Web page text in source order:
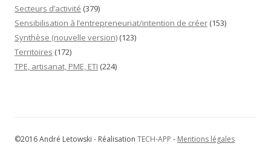
Secteurs d’activité (379)
Sensibilisation à l’entrepreneuriat/intention de créer (153)
Synthèse (nouvelle version) (123)
Territoires (172)
TPE, artisanat, PME, ETI (224)
©2016 André Letowski - Réalisation TECH-APP - Mentions légales